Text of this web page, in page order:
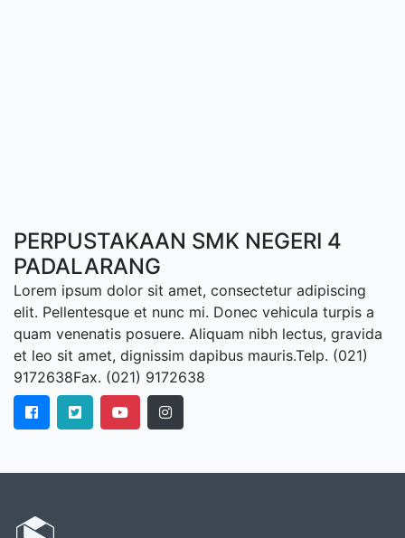
PERPUSTAKAAN SMK NEGERI 4
PADALARANG
Lorem ipsum dolor sit amet, consectetur adipiscing
elit. Pellentesque et nunc mi. Donec vehicula turpis a
quam venenatis posuere. Aliquam nibh lectus, gravida
et leo sit amet, dignissim dapibus mauris.Telp. (021)
9172638Fax. (021) 9172638